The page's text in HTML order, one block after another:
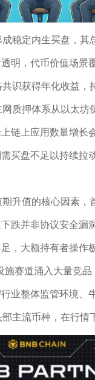
稳定内生买盘，其
明，代币价值场景
识获得年化收益，
质押体系从以太
链上应用数量增长
买盘不足以持续拉
升值的核心因素
跌并非协议安全漏
，大额持有者操作
赛道涌入大量竞
业整体监管环境、
主流币种，在行情